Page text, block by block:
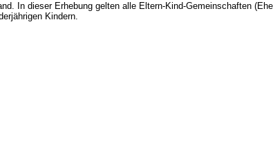
In dieser Erhebung gelten alle Eltern-Kind-Gemeinschaften
Kindern.